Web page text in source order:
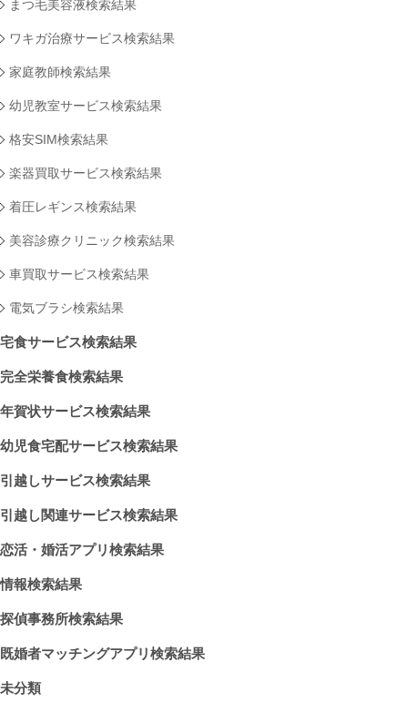
まつ毛美容液検索結果
ワキガ治療サービス検索結果
家庭教師検索結果
幼児教室サービス検索結果
格安SIM検索結果
楽器買取サービス検索結果
着圧レギンス検索結果
美容診療クリニック検索結果
車買取サービス検索結果
電気ブラシ検索結果
宅食サービス検索結果
完全栄養食検索結果
年賀状サービス検索結果
幼児食宅配サービス検索結果
引越しサービス検索結果
引越し関連サービス検索結果
恋活・婚活アプリ検索結果
情報検索結果
探偵事務所検索結果
既婚者マッチングアプリ検索結果
未分類